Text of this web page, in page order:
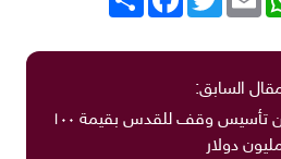
السابق:
البنك الاسلامي يعلن عن تأسيس وقف للقدس بقيمة ١٠٠
دولار